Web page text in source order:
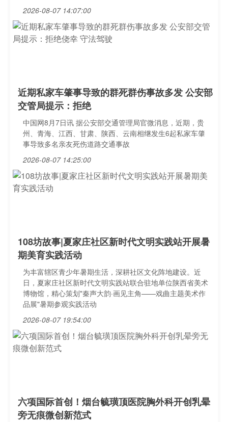
2026-08-07 14:07:00
近期私家车肇事导致的群死群伤事故多发 公安部
交管局提示：拒绝
中国网8月7日讯 据公安部交通管理局官微消息，近期，贵
州、青海、江西、甘肃、陕西、云南相继发生6起私家车肇
事导致多名亲友死伤道路交通事故
2026-08-07 14:25:00
108坊故事|夏家庄社区新时代文明实践站开展暑
期美育实践活动
为丰富辖区青少年暑期生活，深耕社区文化阵地建设。近
日，夏家庄社区新时代文明实践站联合驻地单位陕西省美术
博物馆，精心策划"秦声大韵·画见主角——戏曲主题美术作
品展"暑期参观实践活动
2026-08-07 19:54:00
六项国际首创！烟台毓璜顶医院胸外科开创乳晕
旁无痕微创新范式